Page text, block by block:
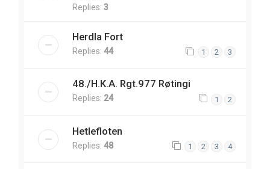
Replies: 3
Herdla Fort
Replies: 44 1 2 3
48./H.K.A. Rgt.977 Røtingi
Replies: 24 1 2
Hetlefloten
Replies: 48 1 2 3 4